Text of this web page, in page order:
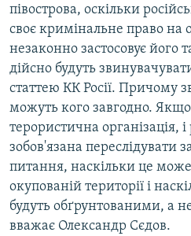
півострова, оскільки
своє кримінальне право на
незаконно застосовує
дійсно будуть
статтею КК Росії. Причому
можуть кого завгодно.
терористична організація, і
зобов'язана переслідувати
питання, наскільки це може
окупованій території і
будуть обґрунтованими, а
вважає Олександр Сєдов.